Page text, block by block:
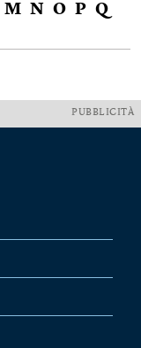
M N O P Q
PUBBLICITÀ